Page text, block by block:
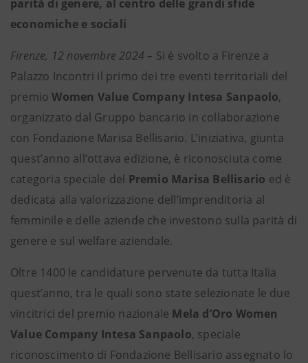
parità di genere, al centro delle grandi sfide
economiche e sociali
Firenze, 12 novembre 2024 – Si è svolto a Firenze a
Palazzo Incontri il primo dei tre eventi territoriali del
premioWomen Value Company Intesa Sanpaolo,
organizzato dal Gruppo bancario in collaborazione
con Fondazione Marisa Bellisario. L’iniziativa, giunta
quest’anno all’ottava edizione, è riconosciuta come
categoria speciale del Premio Marisa Bellisario ed è
dedicata alla valorizzazione dell’imprenditoria al
femminile e delle aziende che investono sulla parità di
genere e sul welfare aziendale.
Oltre 1400 le candidature pervenute da tutta Italia
quest’anno, tra le quali sono state selezionate le due
vincitrici del premio nazionale Mela d’Oro Women
Value Company Intesa Sanpaolo, speciale
riconoscimento di Fondazione Bellisario assegnato lo